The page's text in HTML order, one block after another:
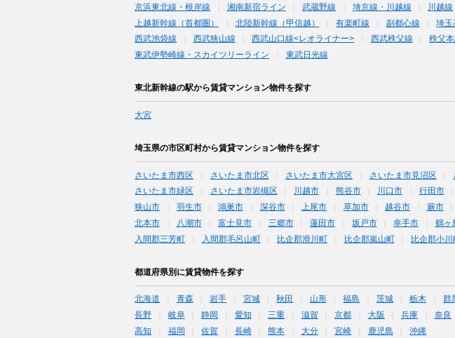
京浜東北線・根岸線 湘南新宿ライン 武蔵野線 埼京線・川越線 川越線
上越新幹線（首都圏）
北陸新幹線（甲信越） 有楽町線 副都心線 埼玉
西武池袋線
西武狭山線 西武山口線<レオライナー> 西武秩父線 秩父
東武伊勢崎線・スカイツリーライン
東武日光線
東北新幹線の駅から賃貸マンション物件を探す
大宮
埼玉県の市区町村から賃貸マンション物件を探す
さいたま市西区 さいたま市北区 さいたま市大宮区 さいたま市見沼区
さいたま市緑区
さいたま市岩槻区 川越市 熊谷市 川口市 行田市
狭山市
羽生市 鴻巣市 深谷市 上尾市 草加市 越谷市 蕨市
北本市
八潮市 富士見市 三郷市 蓮田市 坂戸市 幸手市 鶴ヶ
入間郡三芳町
入間郡毛呂山町 比企郡滑川町 比企郡嵐山町 比企郡小川
都道府県別に賃貸物件を探す
北海道 青森 岩手 宮城 秋田 山形 福島 茨城 栃木 群
長野
岐阜 静岡 愛知 三重 滋賀 京都 大阪 兵庫 奈良
高知
福岡 佐賀 長崎 熊本 大分 宮崎 鹿児島 沖縄